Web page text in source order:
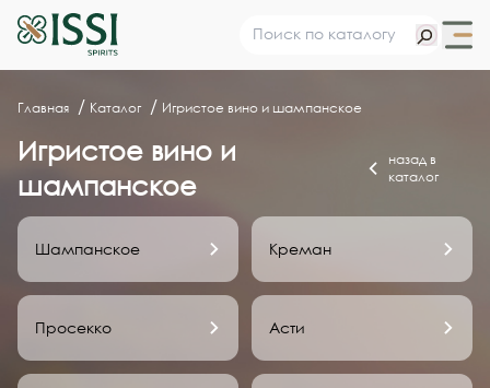
Главная Каталог Игристое вино и шампанское
Игристое вино и
шампанское
назад в
каталог
Шампанское Креман
Просекко Асти